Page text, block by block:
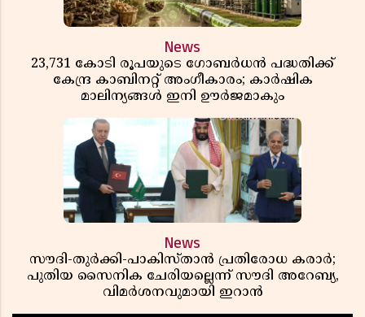
News
23,731 കോടി രൂപയുടെ ഗോബർധൻ പദ്ധതിക്ക്
കേന്ദ്ര കാബിനറ്റ് അംഗീകാരം; കാർഷിക
മാലിന്യങ്ങൾ ഇനി ഊർജമാകും
News
സൗദി-തുർക്കി-പാകിസ്താൻ പ്രതിരോധ കരാർ;
പുതിയ സൈനിക ചേരിയല്ലെന്ന് സൗദി അറേബ്യ,
വിമർശനവുമായി ഇറാൻ